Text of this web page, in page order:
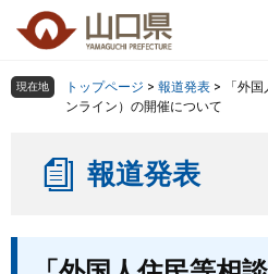
の
ー
組織で探す
検索の仕方 組織で探す
現在地 トップページ > 報道発表 >
「外
ンライン）の開催について
報道発表